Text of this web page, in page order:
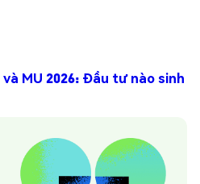
MU 2026: Đầu tư nào sinh